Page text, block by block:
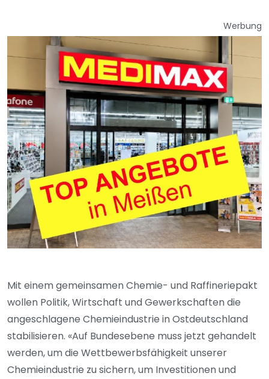
Werbung
Mit einem gemeinsamen Chemie- und Raffineriepakt
wollen Politik, Wirtschaft und Gewerkschaften die
angeschlagene Chemieindustrie in Ostdeutschland
stabilisieren. «Auf Bundesebene muss jetzt gehandelt
werden, um die Wettbewerbsfähigkeit unserer
Chemieindustrie zu sichern, um Investitionen und